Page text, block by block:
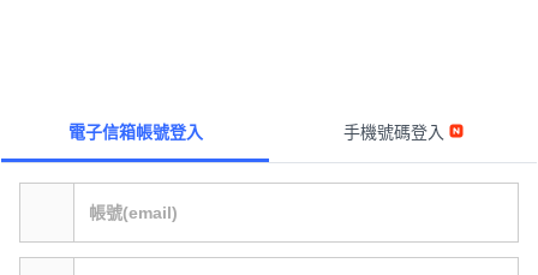
電子信箱帳號登入 手機號碼登入